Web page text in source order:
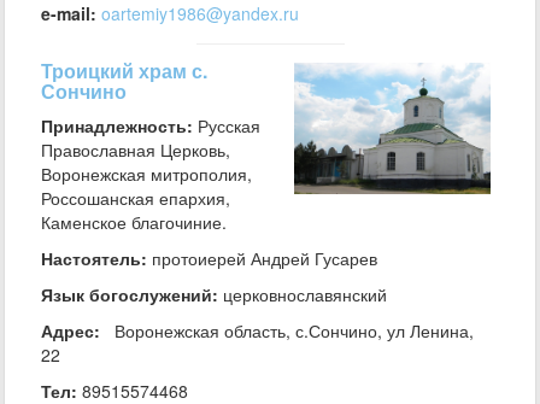
e-mail: oartemiy1986@yandex.ru
Троицкий храм с.
Сончино
Принадлежность: Русская
Православная Церковь,
Воронежская митрополия,
Россошанская епархия,
Каменское благочиние.
Настоятель: протоиерей Андрей Гусарев
Язык богослужений: церковнославянский
Адрес: Воронежская область, с.Сончино, ул Ленина,
22
Тел: 89515574468